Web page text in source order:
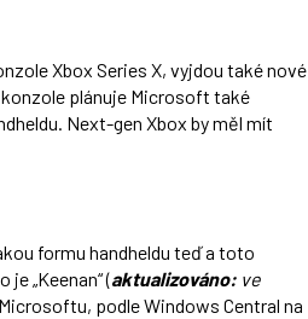
Xbox Series X, vyjdou také nové
plánuje Microsoft také
Next-gen Xbox by měl mít
formu handheldu teď a toto
„Keenan“ (aktualizováno: ve
podle Windows Central na